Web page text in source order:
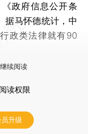
政府信息公开条
据马怀德统计，中
政类法律就有90
续阅读
读权限
升级